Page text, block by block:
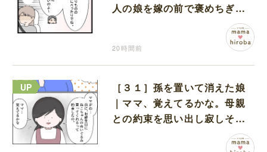
人の娘を嫁の前で褒めちぎる
20時間前
［３１］孫を置いて消えた娘
｜ママ、覚えてるかな。母親
との約束を思い出し寂しそう